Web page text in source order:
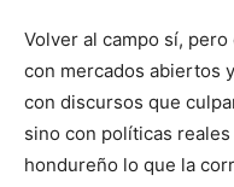
Volver al campo sí,
con mercados abiertos
con discursos que
sino con políticas
hondureño lo que la